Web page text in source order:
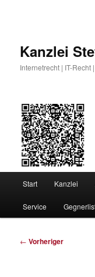
Kanzlei
Internetrecht | IT-
Start Kanzlei
Service
Beitragsnavigation
← Vorheriger